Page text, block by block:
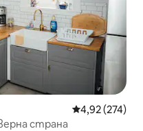
Средна
4,92 (274)
страна